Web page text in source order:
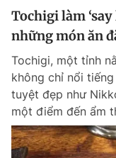
Tochigi làm
những món ăn
Tochigi, một tỉnh
không chỉ nổi
tuyệt đẹp như
một điểm đến ẩm